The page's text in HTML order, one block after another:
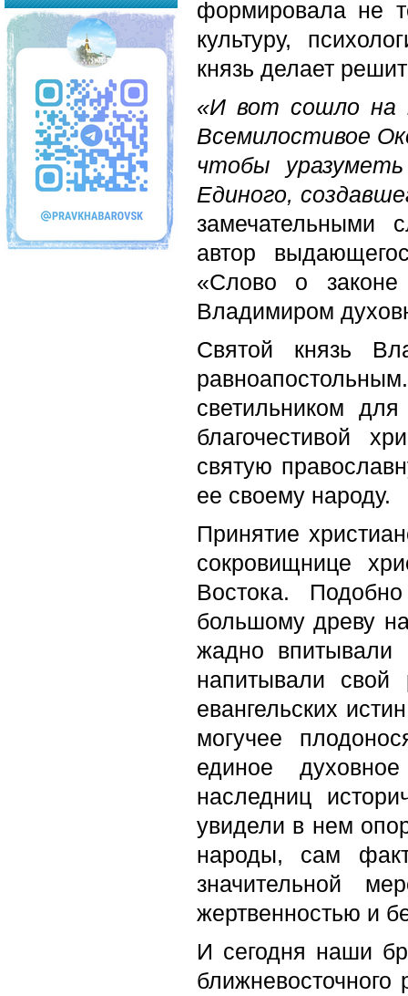
формировала не
культуру,
князь делает
«И вот сошло на
Всемилостивое
чтобы
Единого,
замечательными
автор
«Слово о
Владимиром
Святой князь
светильником
благочестивой
святую
ее своему народу.
Принятие
сокровищнице
Востока.
большому древу
жадно впитывали
напитывали
евангельских
могучее
единое духовное
наследниц
увидели в нем
народы, сам
значительной
жертвенностью и
И сегодня наши